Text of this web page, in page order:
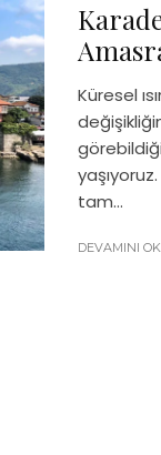
Küresel
tam...
DEVAMINI